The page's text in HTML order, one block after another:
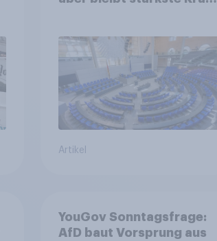
Bevölkerung
Artikel
YouGov Sonntagsfrage:
AfD baut Vorsprung aus